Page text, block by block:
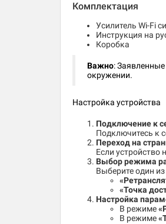
Комплектация
Усилитель Wi-Fi
Инструкция на
Коробка
Важно:
окружении.
Настройка устройства
Подключение к
Подключитесь к
Переход на
Если устройство
Выбор режима
Выберите один
«Точка
Настройка
В режиме
В режиме